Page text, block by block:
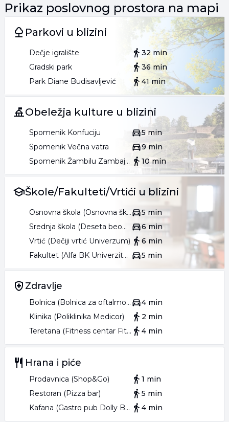
Agent Ana Jovanović broj licence 4000
"Art nekretnine" d.o.o. Beograd. Reg. br.339
011262**** (prikaži broj)
Prikaz poslovnog prostora na mapi
Parkovi u blizini
Dečje igralište
32 min
Gradski park
36 min
Park Diane Budisavljević
41 min
Obeležja kulture u blizini
Spomenik Konfuciju
5 min
Spomenik Večna vatra
9 min
Spomenik Žambilu Zambajevu
10 min
Škole/Fakulteti/Vrtići u blizini
Osnovna škola (Osnovna škola Duško Radović)
5 min
Srednja škola (Deseta beogradska gimnazija Mihajlo Pupin)
6 min
Vrtić (Dečiji vrtić Univerzum)
6 min
Fakultet (Alfa BK Univerzitet)
5 min
Zdravlje
Bolnica (Bolnica za oftalmologiju Oculus)
4 min
Klinika (Poliklinika Medicor)
2 min
Teretana (Fitness centar Fitness World)
4 min
Hrana i piće
Prodavnica (Shop&Go)
1 min
Restoran (Pizza bar)
5 min
Kafana (Gastro pub Dolly Bell)
4 min